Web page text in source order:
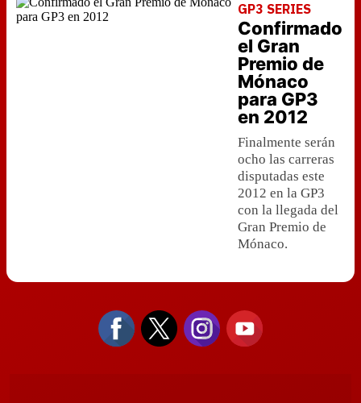
GP3 SERIES
Confirmado
el Gran
Premio de
Mónaco
para GP3
en 2012
Finalmente serán
ocho las carreras
disputadas este
2012 en la GP3
con la llegada del
Gran Premio de
Mónaco.